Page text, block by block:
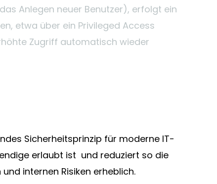
Anlegen neuer Benutzer), erfolgt ein
etwa über ein Privileged Access
Zugriff automatisch wieder
Sicherheitsprinzip für moderne IT-
erlaubt ist und reduziert so die
internen Risiken erheblich.